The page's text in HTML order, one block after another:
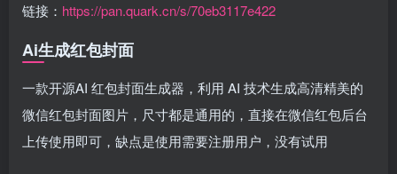
链接： https://pan.quark.cn/s/70eb3117e422
Ai生成红包封面
一款开源AI 红包封面生成器，利用 AI 技术生成高清精美的
微信红包封面图片，尺寸都是通用的，直接在微信红包后台
上传使用即可，缺点是使用需要注册用户，没有试用